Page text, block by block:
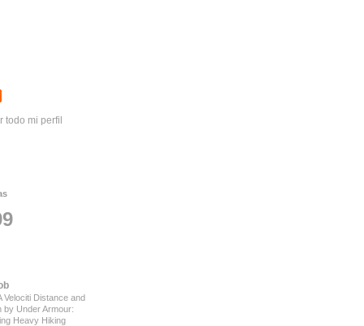
todo mi perfil
Velociti Distance and
by Under Armour:
Heavy Hiking